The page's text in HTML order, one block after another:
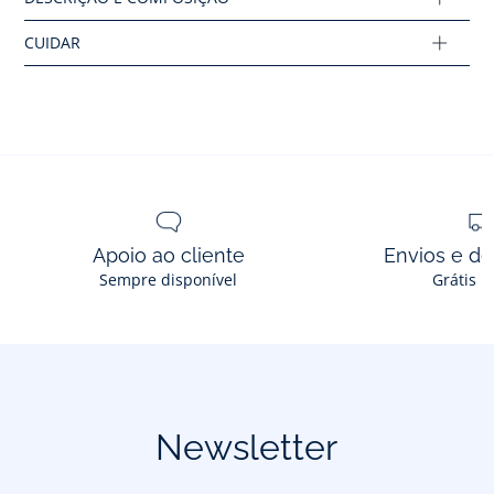
Apoio ao cliente
Sempre disponível
Envios e
Grátis
Newsletter